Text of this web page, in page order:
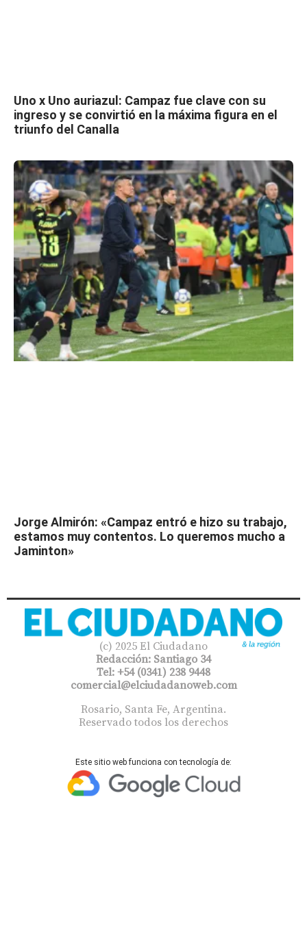
Uno x Uno auriazul: Campaz fue clave con su
ingreso y se convirtió en la máxima figura en el
triunfo del Canalla
Jorge Almirón: «Campaz entró e hizo su trabajo,
estamos muy contentos. Lo queremos mucho a
Jaminton»
(c) 2025 El Ciudadano
Redacción: Santiago 34
Tel: +54 (0341) 238 9448
comercial@elciudadanoweb.com​
Rosario, Santa Fe, Argentina.
Reservado todos los derechos
Este sitio web funciona con tecnología de: